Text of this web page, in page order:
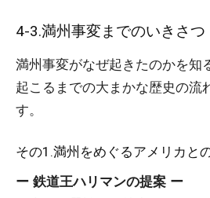
4-3.満州事変までのいきさつ
満州事変がなぜ起きたのかを知
起こるまでの大まかな歴史の流
す。
その1.満州をめぐるアメリカと
ー 鉄道王ハリマンの提案 ー